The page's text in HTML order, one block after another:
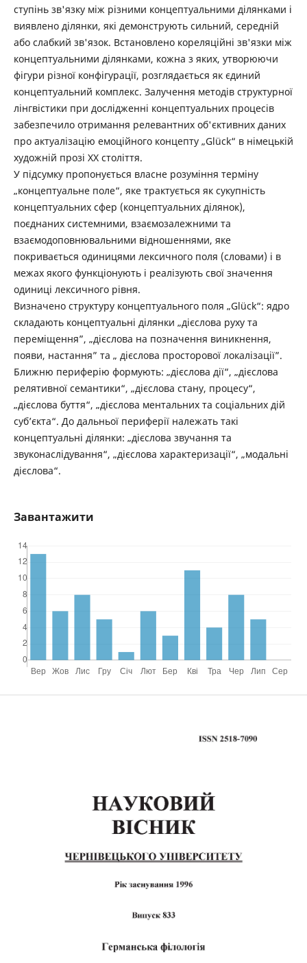
ступінь зв'язку між різними концептуальними ділянками і
виявлено ділянки, які демонструють сильний, середній
або слабкий зв'язок. Встановлено кореляційні зв'язки між
концептуальними ділянками, кожна з яких, утворюючи
фігури різної конфігурації, розглядається як єдиний
концептуальний комплекс. Залучення методів структурної
лінгвістики при дослідженні концептуальних процесів
забезпечило отримання релевантних об'єктивних даних
про актуалізацію емоційного концепту „Glück“ в німецькій
художній прозі ХХ століття.
У підсумку пропонується власне розуміння терміну
„концептуальне поле“, яке трактується як сукупність
концептуальних сфер (концептуальних ділянок),
поєднаних системними, взаємозалежними та
взаємодоповнювальними відношеннями, яке
покривається одиницями лексичного поля (словами) і в
межах якого функціонують і реалізують свої значення
одиниці лексичного рівня.
Визначено структуру концептуального поля „Glück“: ядро
складають концептуальні ділянки „дієслова руху та
переміщення”, „дієслова на позначення виникнення,
появи, настання” та „ дієслова просторової локалізації”.
Ближню периферію формують: „дієслова дії“, „дієслова
релятивної семантики“, „дієслова стану, процесу“,
„дієслова буття“, „дієслова ментальних та соціальних дій
суб’єкта“. До дальньої периферії належать такі
концептуальні ділянки: „дієслова звучання та
звуконаслідування“, „дієслова характеризації“, „модальні
дієслова“.
Завантажити